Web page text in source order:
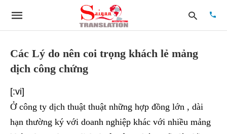
hit
enter:
Các Lý do nên coi trọng khách lẻ mảng
dịch công chứng
[:vi]
Ở công ty dịch thuật thuật những hợp đồng lớn , dài
hạn thường ký với doanh nghiệp khác với nhiều mảng